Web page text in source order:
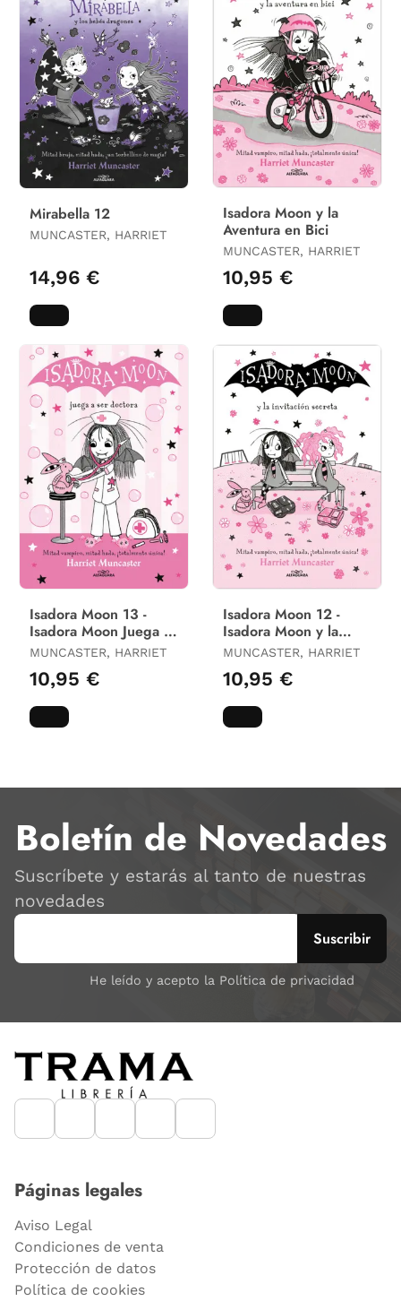
Mirabella 12
MUNCASTER, HARRIET
14,96 €
Isadora Moon y la
Aventura en Bici
MUNCASTER, HARRIET
10,95 €
Isadora Moon 13 -
Isadora Moon Juega a
Ser Doctora
MUNCASTER, HARRIET
10,95 €
Isadora Moon 12 -
Isadora Moon y la
Invitacion Secreta
MUNCASTER, HARRIET
10,95 €
Boletín de Novedades
Suscríbete y estarás al tanto de nuestras
novedades
He leído y acepto la Política de privacidad
Páginas legales
Aviso Legal
Condiciones de venta
Protección de datos
Política de cookies